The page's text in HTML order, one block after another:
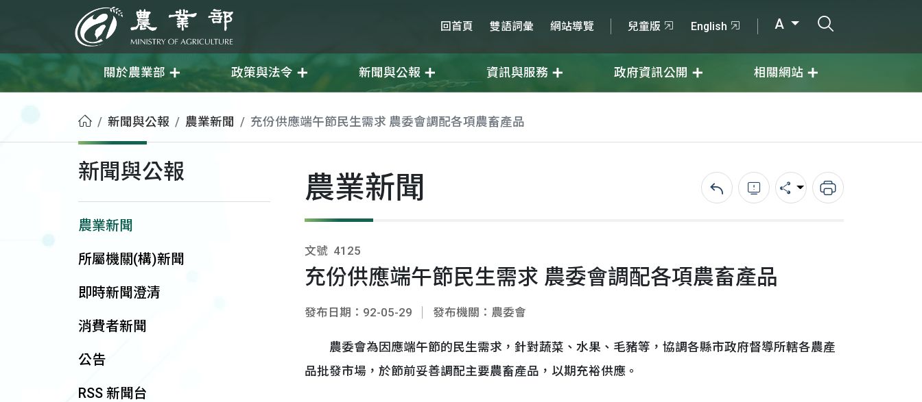
農業部 回首頁 雙語詞彙 網站導覽 兒童版 English A
關於農業部 政策與法令 新聞與公報 資訊與服務 政府資訊公開 相關網站
首頁新聞與公報 農業新聞 充份供應端午節民生需求 農委會調配各項農畜產品
新聞與公報
農業新聞
所屬機關(構)新聞
即時新聞澄清
消費者新聞
公告
RSS 新聞台
農業新聞 回上一頁錯誤回報分享 列印
文號 4125
充份供應端午節民生需求 農委會調配各項農畜產品
發布日期：92-05-29 發布機關：農委會
農委會為因應端午節的民生需求，針對蔬菜、水果、毛豬等，協調各縣市政府督導所轄各農產
品批發市場，於節前妥善調配主要農畜產品，以期充裕供應。